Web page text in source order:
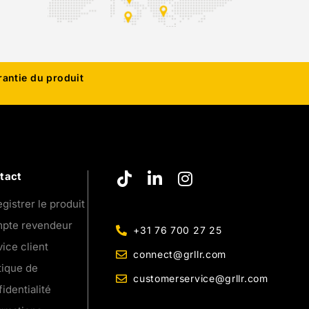
du produit
le produit
revendeur
client
de
+31 76 700 27 25
connect@grllr.com
customerservice@grllr.com